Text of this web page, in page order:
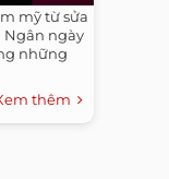
mỹ từ sửa
Ngân ngày
những
thêm